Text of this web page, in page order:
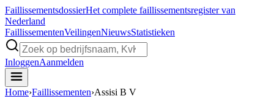
FaillissementsdossierHet complete faillissementsregister van
Nederland
FaillissementenVeilingenNieuwsStatistieken
InloggenAanmelden
Home›Faillissementen›Assisi B V